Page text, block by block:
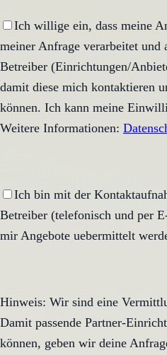
Ich willige ein, dass meine
meiner Anfrage verarbeitet und
Betreiber (Einrichtungen/
damit diese mich kontaktieren
können. Ich kann meine
Weitere Informationen:
Ich bin mit der
Betreiber (telefonisch und per
mir Angebote uebermittelt
Hinweis: Wir sind eine
Damit passende Partner-
können, geben wir deine